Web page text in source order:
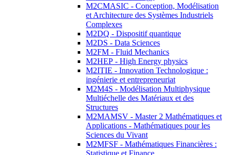
M2CMASIC - Conception, Modélisation
et Architecture des Systèmes Industriels
Complexes
M2DQ - Dispositif quantique
M2DS - Data Sciences
M2FM - Fluid Mechanics
M2HEP - High Energy physics
M2ITIE - Innovation Technologique :
ingénierie et entrepreneuriat
M2M4S - Modélisation Multiphysique
Multiéchelle des Matériaux et des
Structures
M2MAMSV - Master 2 Mathématiques et
Applications - Mathématiques pour les
Sciences du Vivant
M2MFSF - Mathématiques Financières :
Statistique et Finance